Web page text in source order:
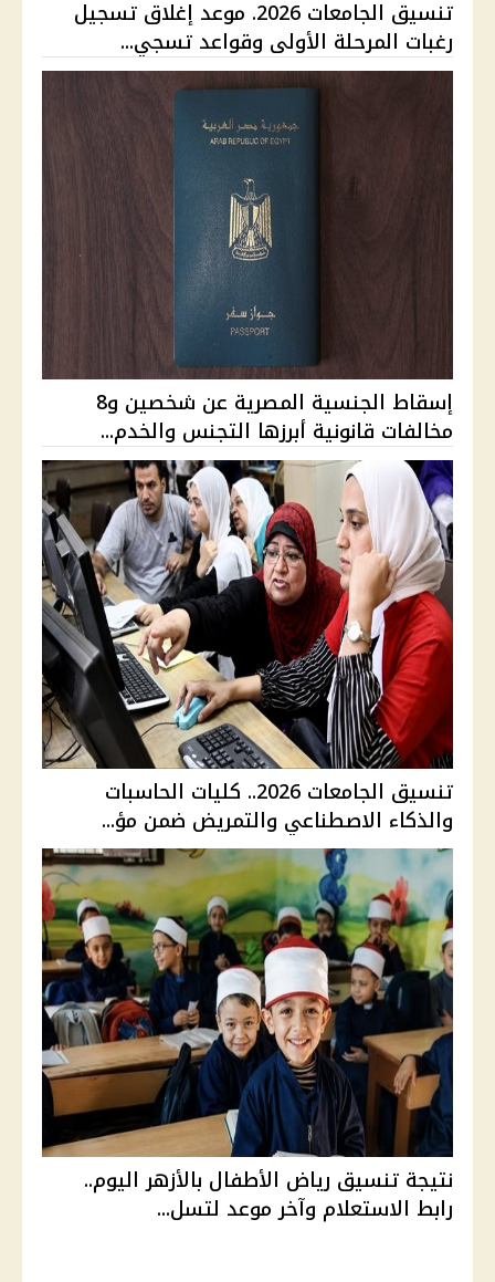
تنسيق الجامعات 2026. موعد إغلاق تسجيل
رغبات المرحلة الأولى وقواعد تسجي...
إسقاط الجنسية المصرية عن شخصين و8
مخالفات قانونية أبرزها التجنس والخدم...
تنسيق الجامعات 2026.. كليات الحاسبات
والذكاء الاصطناعي والتمريض ضمن مؤ...
نتيجة تنسيق رياض الأطفال بالأزهر اليوم..
رابط الاستعلام وآخر موعد لتسل...